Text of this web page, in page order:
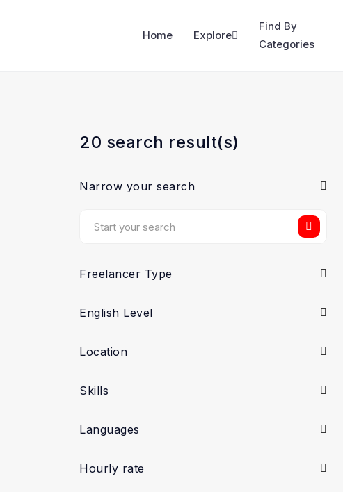
Home Explore
Find By
Categories
20 search result(s)
Narrow your search
Freelancer Type
English Level
Location
Skills
Languages
Hourly rate